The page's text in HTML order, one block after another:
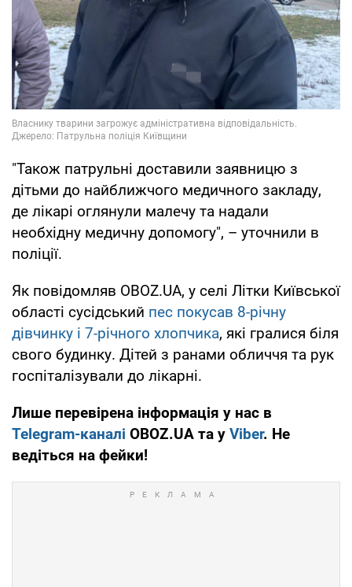
"Також патрульні доставили заявницю з
дітьми до найближчого медичного закладу,
де лікарі оглянули малечу та надали
необхідну медичну допомогу", – уточнили в
поліції.
Як повідомляв OBOZ.UA, у селі Літки Київської
області сусідський пес покусав 8-річну
дівчинку і 7-річного хлопчика, які гралися біля
свого будинку. Дітей з ранами обличчя та рук
госпіталізували до лікарні.
Лише перевірена інформація у нас в
Telegram-каналі OBOZ.UA та у Viber. Не
ведіться на фейки!